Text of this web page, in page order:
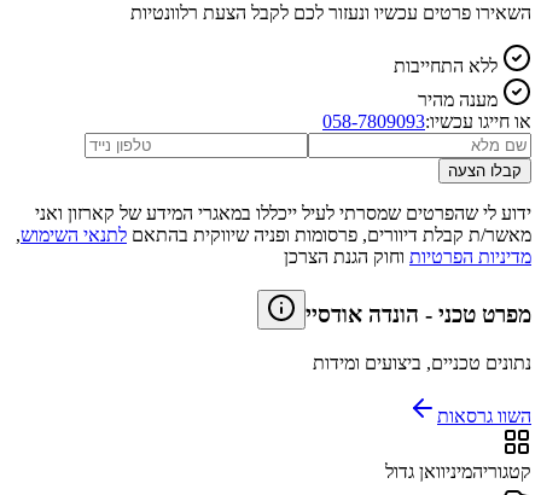
השאירו פרטים עכשיו ונעזור לכם לקבל הצעת רלוונטיות
ללא התחייבות
מענה מהיר
או חייגו עכשיו:058-7809093
קבלו הצעה
ידוע לי שהפרטים שמסרתי לעיל ייכללו במאגרי המידע של קארזון ואני
מאשר/ת קבלת דיוורים, פרסומות ופניה שיווקית בהתאם לתנאי השימוש,
מדיניות הפרטיות וחוק הגנת הצרכן
מפרט טכני - הונדה אודסיי
נתונים טכניים, ביצועים ומידות
השוו גרסאות
קטגוריהמיניוואן גדול